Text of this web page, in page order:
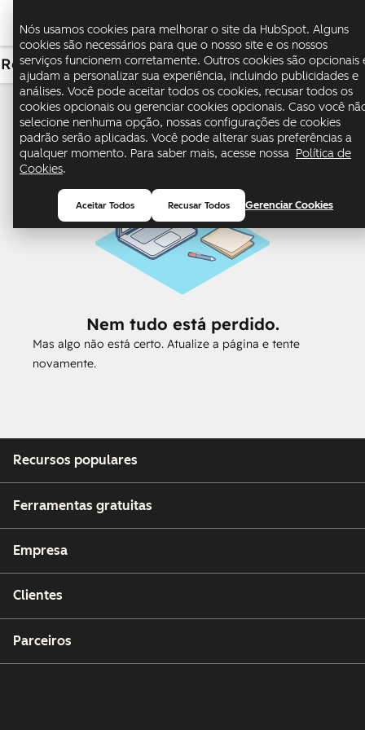
Nós usamos cookies para melhorar o site da HubSpot. Alguns
cookies são necessários para que o nosso site e os nossos
serviços funcionem corretamente. Outros cookies são opcionais
ajudam a personalizar sua experiência, incluindo publicidades e
análises. Você pode aceitar todos os cookies, recusar todos os
cookies opcionais ou gerenciar cookies opcionais. Caso você
selecione nenhuma opção, nossas configurações de cookies
padrão serão aplicadas. Você pode alterar suas preferências a
qualquer momento. Para saber mais, acesse nossa Política de
Cookies.
Gerenciar Cookies
Aceitar Todos Recusar Todos
Receita USD
Nem tudo está perdido.
Mas algo não está certo. Atualize a página e tente
novamente.
Recursos populares
Ferramentas gratuitas
Empresa
Clientes
Parceiros